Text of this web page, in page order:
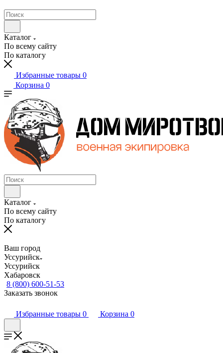
Каталог
По всему сайту
По каталогу
Избранные товары 0
Корзина 0
Каталог
По всему сайту
По каталогу
Ваш город
Уссурийск
Уссурийск
Хабаровск
8 (800) 600-51-53
Заказать звонок
Избранные товары 0 Корзина 0